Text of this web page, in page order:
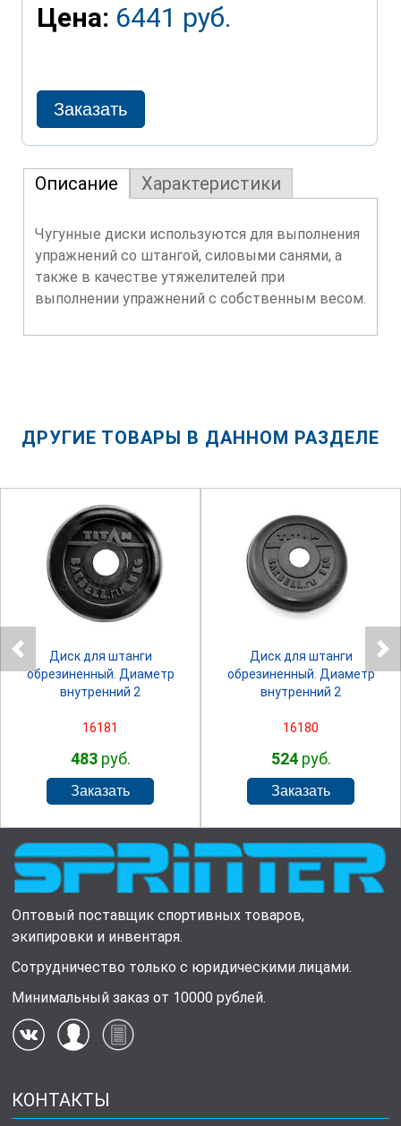
Цена: 6441 руб.
Описание Характеристики
Чугунные диски используются для выполнения
упражнений со штангой, силовыми санями, а
также в качестве утяжелителей при
выполнении упражнений с собственным весом.
ДРУГИЕ ТОВАРЫ В ДАННОМ РАЗДЕЛЕ
SPRINTER
Диск для штанги
обрезиненный. Диаметр
внутренний 2
16181
483руб.
SPRINTER
Диск для штанги
обрезиненный. Диаметр
внутренний 2
16180
524руб.
Оптовый поставщик спортивных товаров,
экипировки и инвентаря.
Сотрудничество только с юридическими лицами.
Минимальный заказ от 10000 рублей.
КОНТАКТЫ